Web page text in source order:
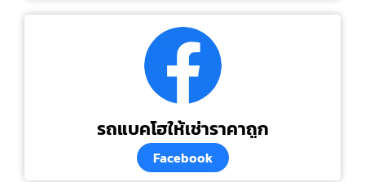
รถแบคโฮให้เช่าราคาถูก
Facebook